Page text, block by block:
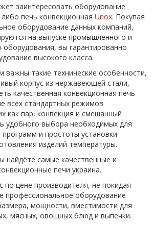
заинтересовать оборудование
либо печь конвекционная Unox. Покупая
оборудование данных компаний,
на выпуске промышленного и
оборудования, вы гарантированно
высокого класса.
важны такие технические особенности,
корпус из нержавеющей стали,
качественная конвекционная печь
всех стандартных режимов
как пар, конвекция и смешанный
удобного выбора необходимых для
и простоты установки
изделий температуры.
найдёте самые качественные и
печи украина.
по цене производителя, не покидая
профессиональное оборудование
мощности, вместимости для
мясных, овощных блюд и выпечки.